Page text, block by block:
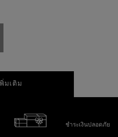
มเติม
ชำระเงินปลอดภัย